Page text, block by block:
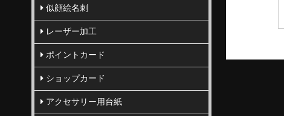
似顔絵名刺
レーザー加工
ポイントカード
ショップカード
アクセサリー用台紙